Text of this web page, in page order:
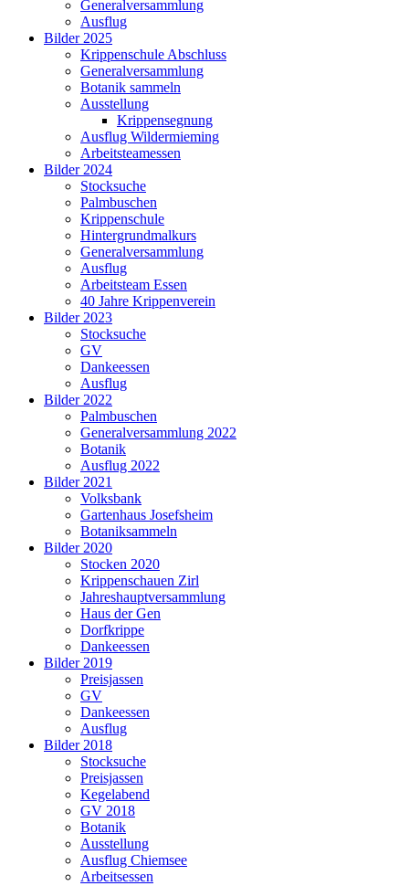
Generalversammlung
Ausflug
Bilder 2025
Krippenschule Abschluss
Generalversammlung
Botanik sammeln
Ausstellung
Krippensegnung
Ausflug Wildermieming
Arbeitsteamessen
Bilder 2024
Stocksuche
Palmbuschen
Krippenschule
Hintergrundmalkurs
Generalversammlung
Ausflug
Arbeitsteam Essen
40 Jahre Krippenverein
Bilder 2023
Stocksuche
GV
Dankeessen
Ausflug
Bilder 2022
Palmbuschen
Generalversammlung 2022
Botanik
Ausflug 2022
Bilder 2021
Volksbank
Gartenhaus Josefsheim
Botaniksammeln
Bilder 2020
Stocken 2020
Krippenschauen Zirl
Jahreshauptversammlung
Haus der Gen
Dorfkrippe
Dankeessen
Bilder 2019
Preisjassen
GV
Dankeessen
Ausflug
Bilder 2018
Stocksuche
Preisjassen
Kegelabend
GV 2018
Botanik
Ausstellung
Ausflug Chiemsee
Arbeitsessen